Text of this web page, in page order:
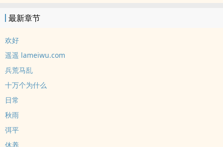
最新章节
欢好
遥遥 lameiwu.com
兵荒马乱
十万个为什么
日常
秋雨
弭平
休养